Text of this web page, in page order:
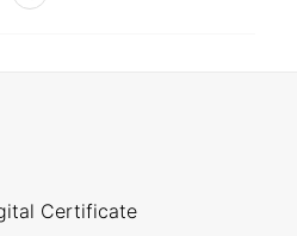
Certificate